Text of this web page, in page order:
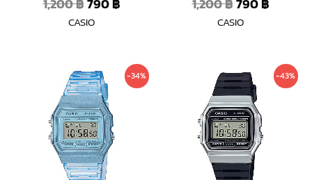
CASIO CASIO
-34%
Original
price
was:
1,200 ฿.
Current
price
-43%
Original
price
was:
1,200 ฿.
price